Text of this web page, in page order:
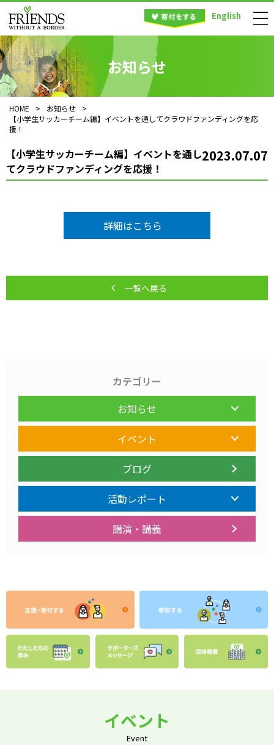
English
お知らせ
HOME > お知らせ
>
【小学生サッカーチーム編】イベントを通してクラウドファンディングを応
援！
【小学生サッカーチーム編】イベントを通し
てクラウドファンディングを応援！
2023.07.07
詳細はこちら
一覧へ戻る
カテゴリー
お知らせ
イベント
ブログ
活動レポート
講演・講義
イベント
Event